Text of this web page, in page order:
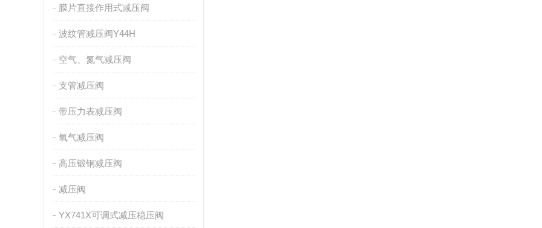
膜片直接作用式减压阀
波纹管减压阀Y44H
空气、氮气减压阀
支管减压阀
带压力表减压阀
氧气减压阀
高压锻钢减压阀
减压阀
YX741X可调式减压稳压阀